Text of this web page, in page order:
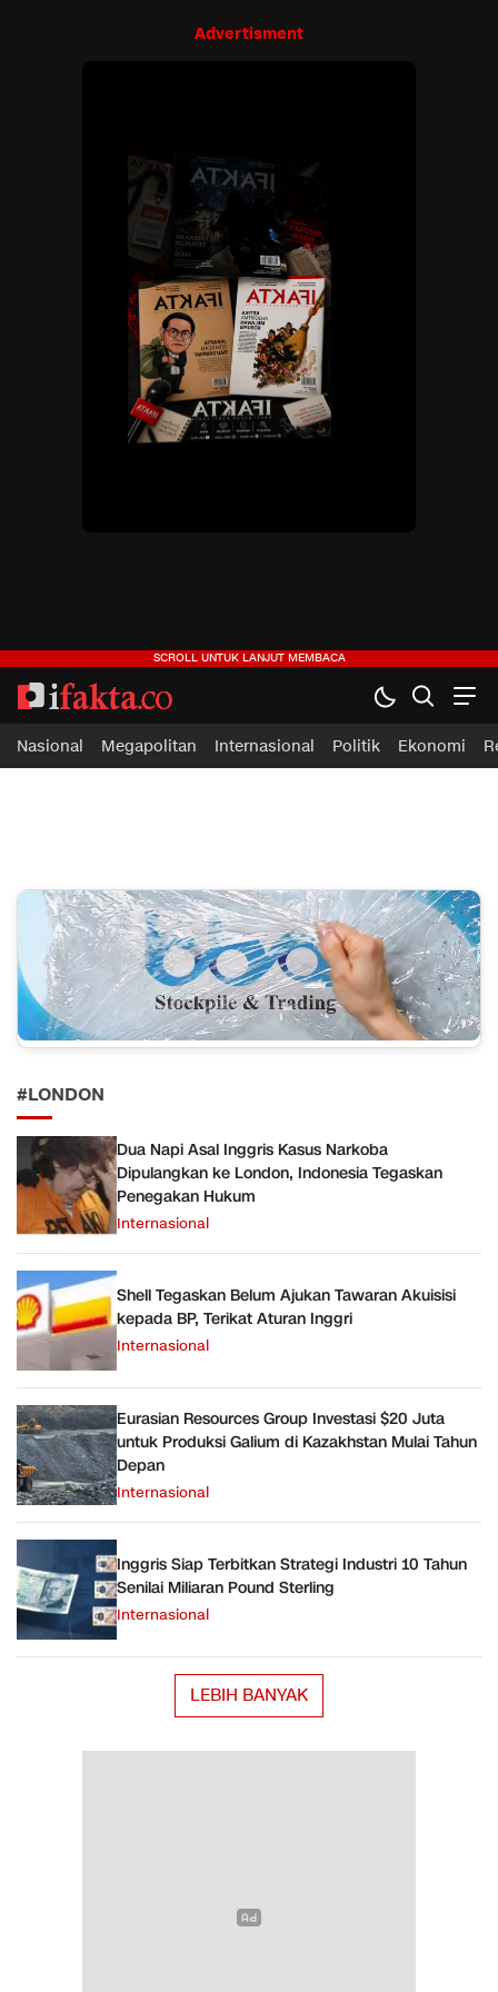
Advertisment
ifakta.co
#pastibenar
Nasional Megapolitan Internasional Politik Ekonomi
#LONDON
Dua Napi Asal Inggris Kasus Narkoba
Dipulangkan ke London, Indonesia Tegaskan
Penegakan Hukum
Internasional
Shell Tegaskan Belum Ajukan Tawaran Akuisisi
kepada BP, Terikat Aturan Inggri
Internasional
Eurasian Resources Group Investasi $20 Juta
untuk Produksi Galium di Kazakhstan Mulai Tahun
Depan
Internasional
Inggris Siap Terbitkan Strategi Industri 10 Tahun
Senilai Miliaran Pound Sterling
Internasional
LEBIH BANYAK